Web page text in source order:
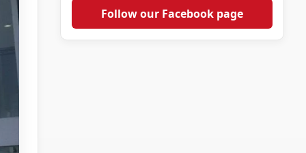
Follow our Facebook page